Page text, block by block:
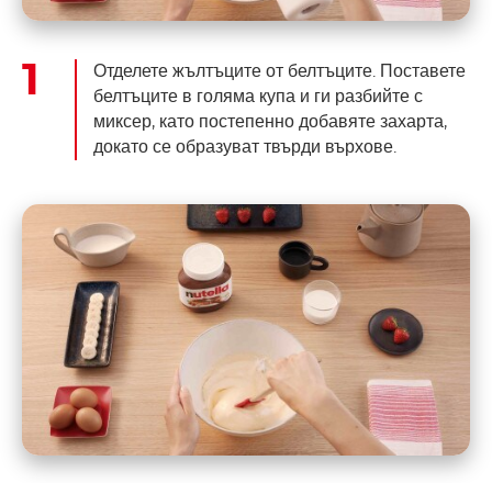
Отделете жълтъците от белтъците. Поставете
белтъците в голяма купа и ги разбийте с
миксер, като постепенно добавяте захарта,
докато се образуват твърди върхове.